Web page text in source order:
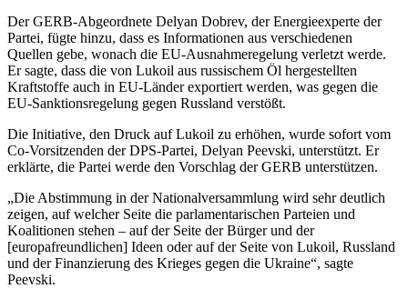
Der GERB-Abgeordnete Delyan Dobrev, der Energieexperte der
Partei, fügte hinzu, dass es Informationen aus verschiedenen
Quellen gebe, wonach die EU-Ausnahmeregelung verletzt werde.
Er sagte, dass die von Lukoil aus russischem Öl hergestellten
Kraftstoffe auch in EU-Länder exportiert werden, was gegen die
EU-Sanktionsregelung gegen Russland verstößt.
Die Initiative, den Druck auf Lukoil zu erhöhen, wurde sofort vom
Co-Vorsitzenden der DPS-Partei, Delyan Peevski, unterstützt. Er
erklärte, die Partei werde den Vorschlag der GERB unterstützen.
„Die Abstimmung in der Nationalversammlung wird sehr deutlich
zeigen, auf welcher Seite die parlamentarischen Parteien und
Koalitionen stehen – auf der Seite der Bürger und der
[europafreundlichen] Ideen oder auf der Seite von Lukoil, Russland
und der Finanzierung des Krieges gegen die Ukraine“, sagte
Peevski.